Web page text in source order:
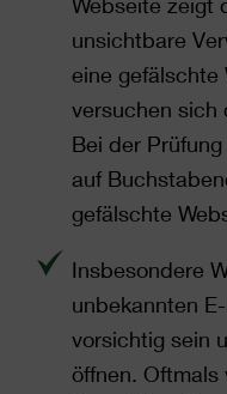
unsichtbare
eine gefälschte
versuchen sich
Bei der
auf
gefälschte
Insbesondere
unbekannten
vorsichtig sein
öffnen. Oftmals